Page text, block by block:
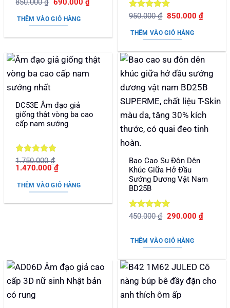
sao
850.000₫
là:
850.000 ₫.
690.000 ₫
hiện
THÊM VÀO GIỎ HÀNG
Được xếp
sao
950.000₫ Giá
là:
950.000 ₫.
850.000 ₫Giá
hiện
THÊM VÀO GIỎ HÀNG
DC53E Âm đạo giả
giống thật vòng ba cao
cấp nam sướng
Được xếp
hạng55
1.750.000₫
Giá
là:
1.750.000 ₫.
1.470.000₫Giá
tại
là:
THÊM VÀO GIỎ HÀNG
Bao Cao Su Đôn Dên
Khúc Giữa Hở Đầu
Sướng Dương Vật Nam
BD25B
Được xếp
450.000₫ Giá
450.000 ₫.
290.000 ₫Giá
hiện
THÊM VÀO GIỎ HÀNG